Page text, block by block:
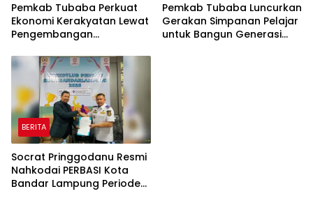
Pemkab Tubaba Perkuat
Ekonomi Kerakyatan Lewat
Pengembangan
Penyaluran KUR
Pemkab Tubaba Luncurkan
Gerakan Simpanan Pelajar
untuk Bangun Generasi
BERITA
Socrat Pringgodanu Resmi
Nahkodai PERBASI Kota
Bandar Lampung Periode